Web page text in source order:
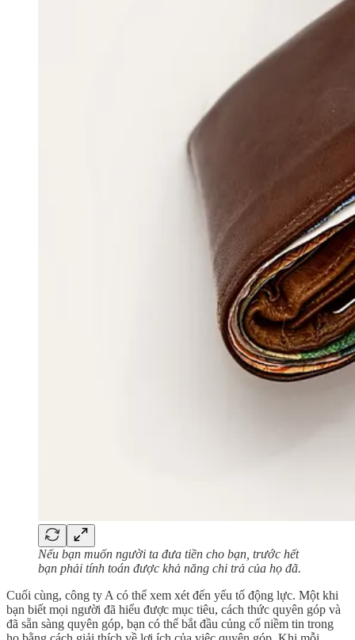
Nếu bạn muốn người ta đưa tiền cho bạn, trước hết
bạn phải tính toán được khả năng chi trả của họ đã.
Cuối cùng, công ty A có thể xem xét đến yếu tố động lực. Một khi
bạn biết mọi người đã hiểu được mục tiêu, cách thức quyên góp và
đã sẵn sàng quyên góp, bạn có thể bắt đầu củng cố niềm tin trong